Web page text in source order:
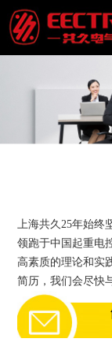
上海共久25年始
领跑于中国起重电
高素质的理论和实
简历，我们会尽快